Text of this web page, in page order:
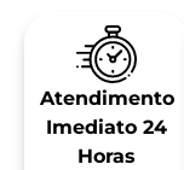
Atendimento
Imediato 24
Horas